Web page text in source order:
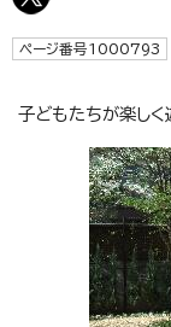
ページ番号1000793
子どもたちが楽しく